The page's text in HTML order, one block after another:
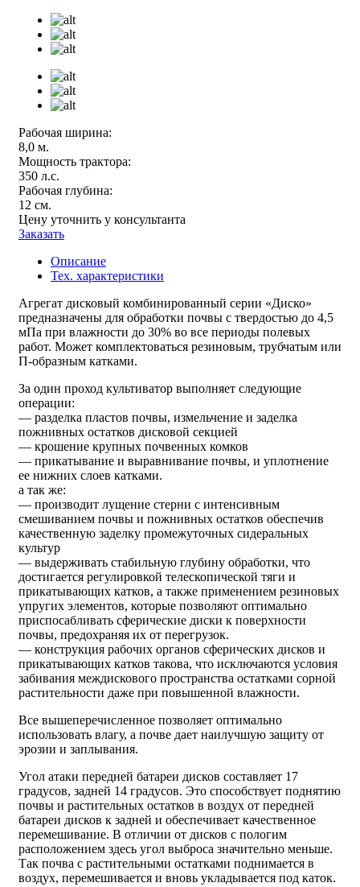
Рабочая ширина:
8,0 м.
Мощность трактора:
350 л.с.
Рабочая глубина:
12 см.
Цену уточнить у консультанта
Заказать
Описание
Тех. характеристики
Агрегат дисковый комбинированный серии «Диско»
предназначены для обработки почвы с твердостью до 4,5
мПа при влажности до 30% во все периоды полевых
работ. Может комплектоваться резиновым, трубчатым или
П-образным катками.
За один проход культиватор выполняет следующие
операции:
— разделка пластов почвы, измельчение и заделка
пожнивных остатков дисковой секцией
— крошение крупных почвенных комков
— прикатывание и выравнивание почвы, и уплотнение
ее нижних слоев катками.
а так же:
— производит лущение стерни с интенсивным
смешиванием почвы и пожнивных остатков обеспечив
качественную заделку промежуточных сидеральных
культур
— выдерживать стабильную глубину обработки, что
достигается регулировкой телескопической тяги и
прикатывающих катков, а также применением резиновых
упругих элементов, которые позволяют оптимально
приспосабливать сферические диски к поверхности
почвы, предохраняя их от перегрузок.
— конструкция рабочих органов сферических дисков и
прикатывающих катков такова, что исключаются условия
забивания междискового пространства остатками сорной
растительности даже при повышенной влажности.
Все вышеперечисленное позволяет оптимально
использовать влагу, а почве дает наилучшую защиту от
эрозии и заплывания.
Угол атаки передней батареи дисков составляет 17
градусов, задней 14 градусов. Это способствует поднятию
почвы и растительных остатков в воздух от передней
батареи дисков к задней и обеспечивает качественное
перемешивание. В отличии от дисков с пологим
расположением здесь угол выброса значительно меньше.
Так почва с растительными остатками поднимается в
воздух, перемешивается и вновь укладывается под каток.